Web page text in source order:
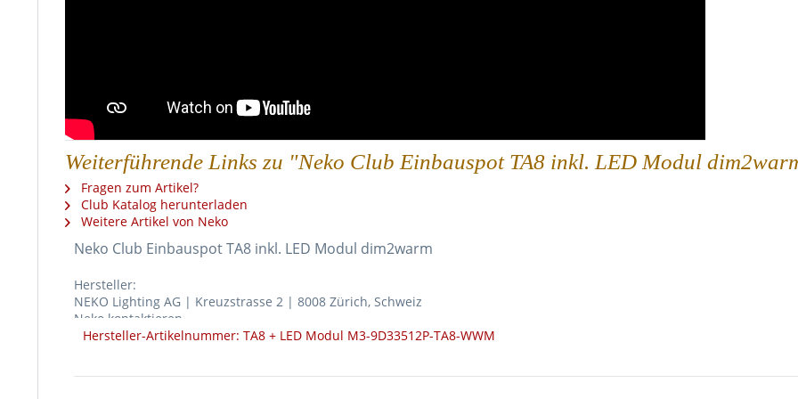
Weiterführende Links zu "Neko Club Einbauspot TA8 inkl. LED Modul
Fragen zum Artikel?
Club Katalog herunterladen
Weitere Artikel von Neko
Neko Club Einbauspot TA8 inkl. LED Modul dim2warm
Hersteller:
NEKO Lighting AG | Kreuzstrasse 2 | 8008 Zürich, Schweiz
Neko kontaktieren
Hersteller-Artikelnummer: TA8 + LED Modul M3-9D33512P-TA8-WWM